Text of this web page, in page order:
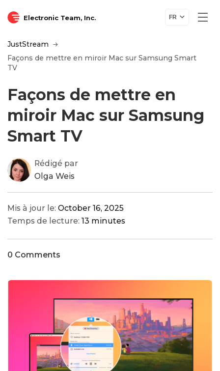
Electronic Team, Inc. FR
JustStream
Façons de mettre en miroir Mac sur Samsung Smart
TV
Façons de mettre en
miroir Mac sur Samsung
Smart TV
Rédigé par
Olga Weis
Mis à jour le: October 16, 2025
Temps de lecture: 13 minutes
0 Comments